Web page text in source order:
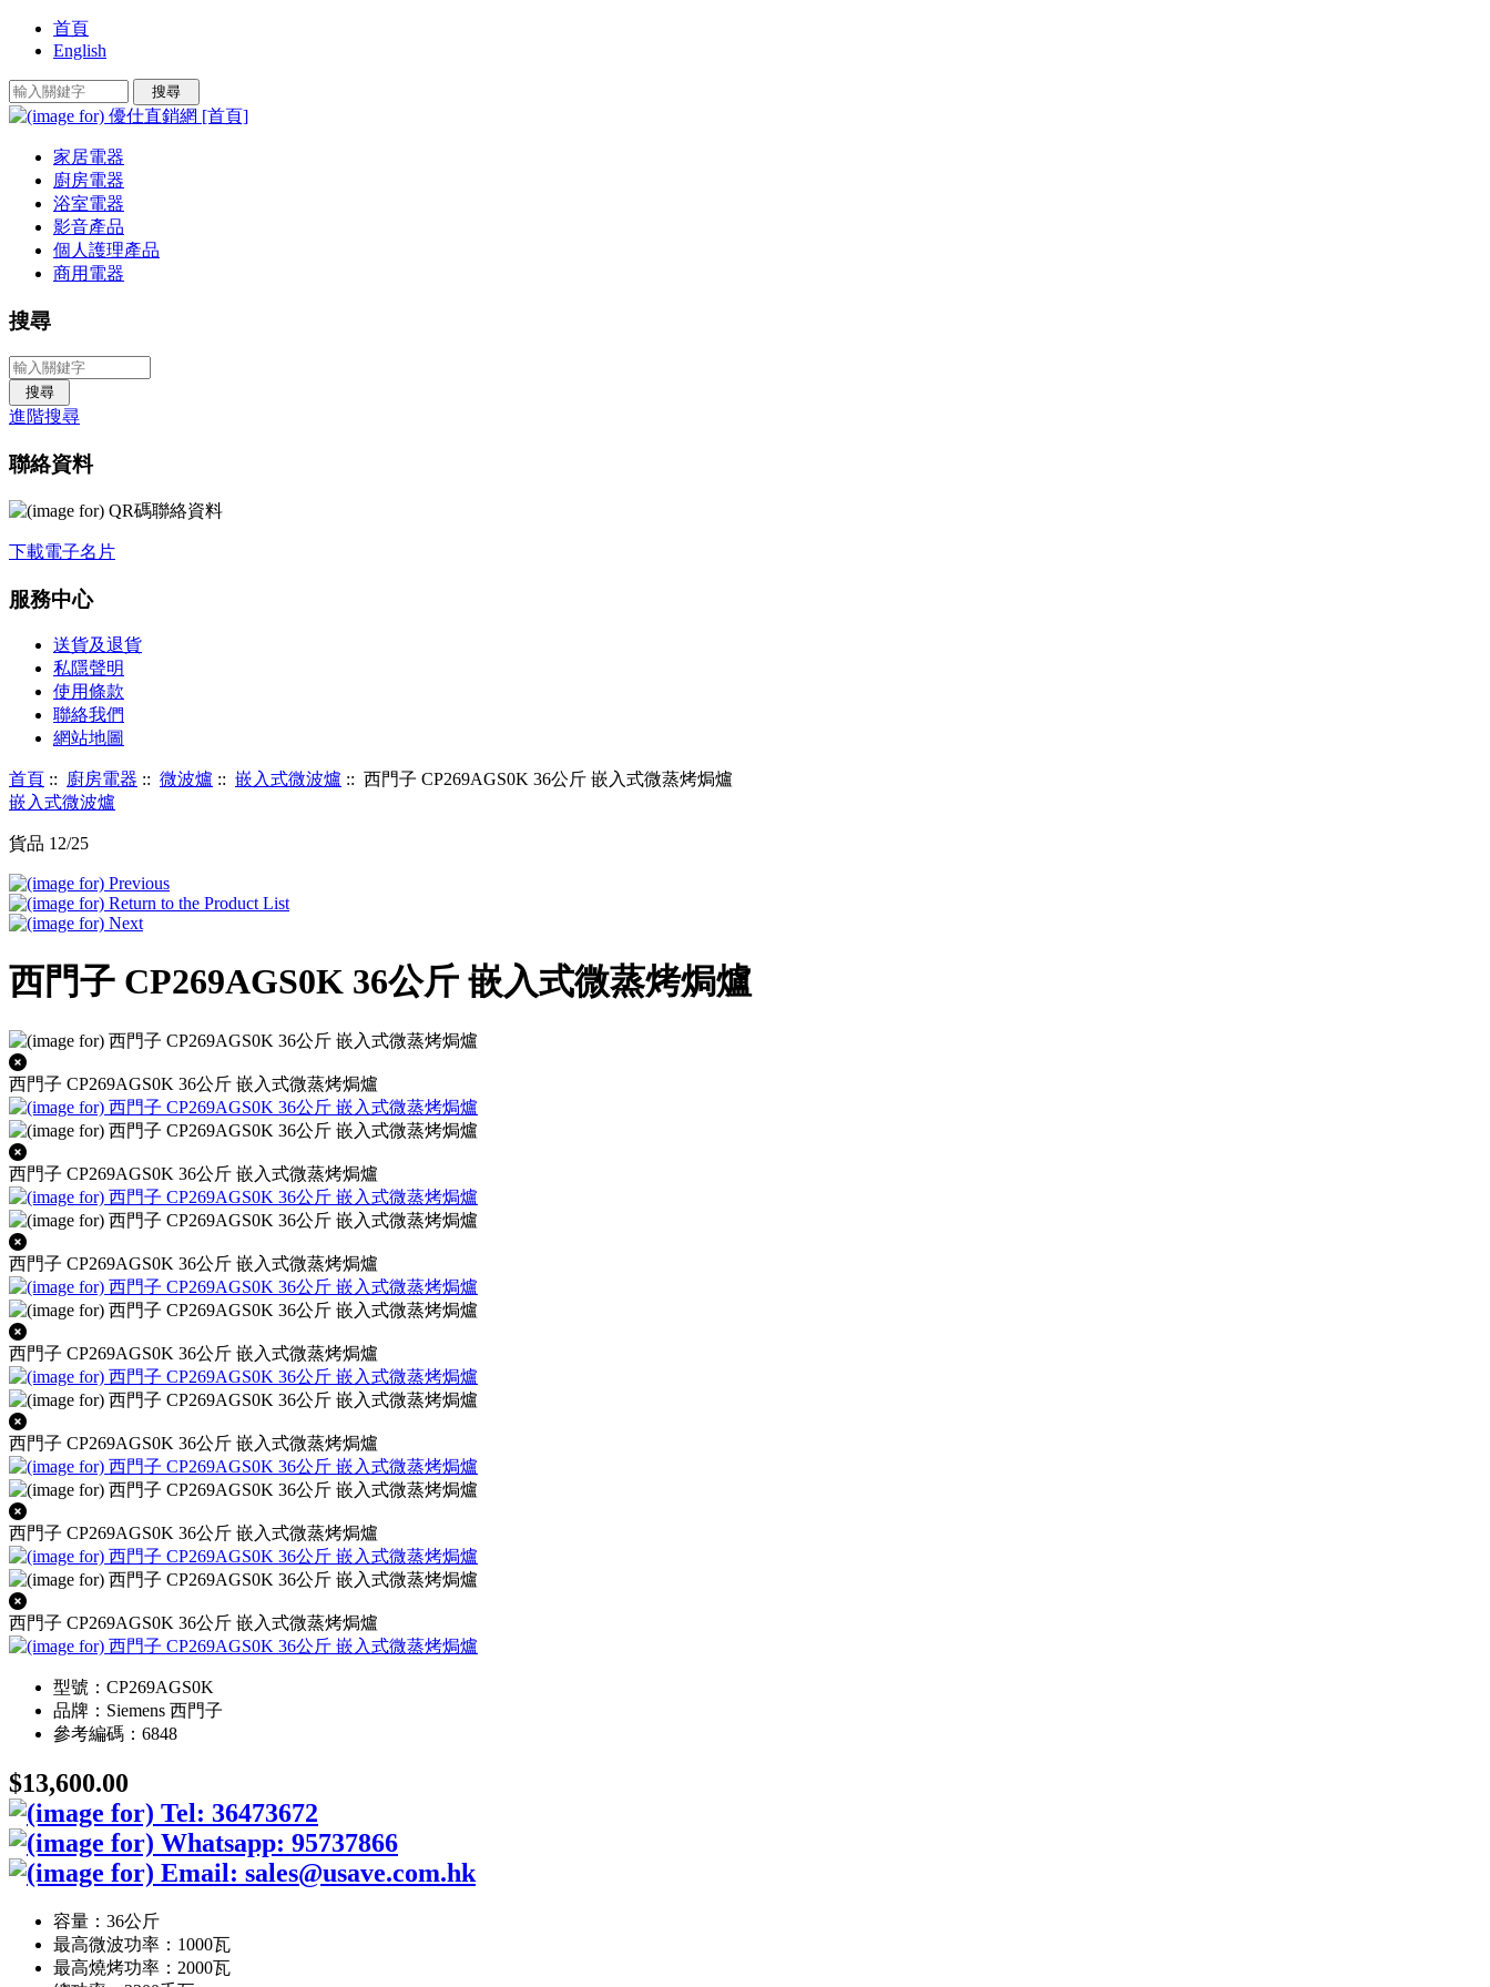
首頁
English
家居電器
廚房電器
浴室電器
影音產品
個人護理產品
商用電器
搜尋
進階搜尋
聯絡資料
下載電子名片
服務中心
送貨及退貨
私隱聲明
使用條款
聯絡我們
網站地圖
首頁 :: 廚房電器 :: 微波爐 :: 嵌入式微波爐 :: 西門子 CP269AGS0K 36公斤 嵌入式微蒸烤焗爐
嵌入式微波爐
貨品 12/25
西門子 CP269AGS0K 36公斤 嵌入式微蒸烤焗爐
西門子 CP269AGS0K 36公斤 嵌入式微蒸烤焗爐
西門子 CP269AGS0K 36公斤 嵌入式微蒸烤焗爐
西門子 CP269AGS0K 36公斤 嵌入式微蒸烤焗爐
西門子 CP269AGS0K 36公斤 嵌入式微蒸烤焗爐
西門子 CP269AGS0K 36公斤 嵌入式微蒸烤焗爐
西門子 CP269AGS0K 36公斤 嵌入式微蒸烤焗爐
西門子 CP269AGS0K 36公斤 嵌入式微蒸烤焗爐
型號：CP269AGS0K
品牌：Siemens 西門子
參考編碼：6848
$13,600.00
容量：36公斤
最高微波功率：1000瓦
最高燒烤功率：2000瓦